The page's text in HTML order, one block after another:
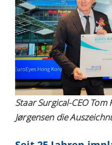
Staar Surgical-CEO
Jørgensen die